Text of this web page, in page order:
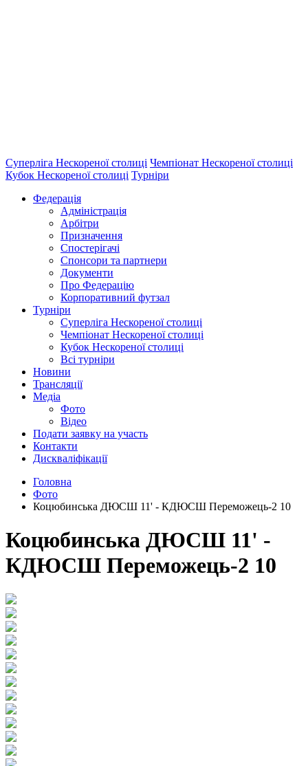
Суперліга Нескореної столиці Чемпіонат Нескореної столиці
Кубок Нескореної столиці Турніри
Федерація
Адміністрація
Арбітри
Призначення
Спостерігачі
Спонсори та партнери
Документи
Про Федерацію
Корпоративний футзал
Турніри
Суперліга Нескореної столиці
Чемпіонат Нескореної столиці
Кубок Нескореної столиці
Всі турніри
Новини
Трансляції
Медіа
Фото
Відео
Подати заявку на участь
Контакти
Дискваліфікації
Головна
Фото
Коцюбинська ДЮСШ 11' - КДЮСШ Переможець-2 10
Коцюбинська ДЮСШ 11' -
КДЮСШ Переможець-2 10